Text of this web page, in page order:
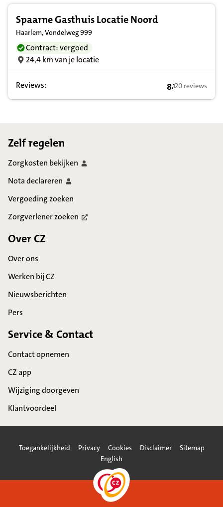
Spaarne Gasthuis Locatie Noord
Haarlem, Vondelweg 999
Contract: vergoed
24,4 km van je locatie
Reviews: 8,1 op basis
8,120 reviews
Zelf regelen
Zorgkosten bekijken
Notadeclareren
Vergoeding zoeken
Zorgverlenerzoeken
Over CZ
Over ons
Werken bij CZ
Nieuwsberichten
Pers
Service & Contact
Contact opnemen
CZ app
Wijziging doorgeven
Klantvoordeel
Toegankelijkheid Privacy Cookies Disclaimer
Sitemap
English